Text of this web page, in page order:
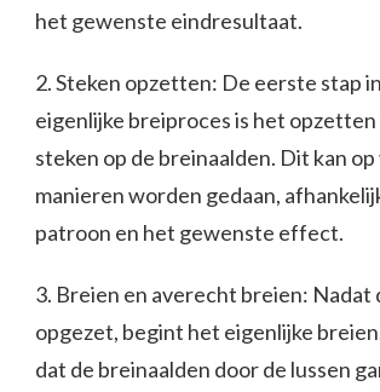
het gewenste eindresultaat.
2. Steken opzetten: De eerste stap
eigenlijke breiproces is het opzetten
steken op de breinaalden. Dit kan
manieren worden gedaan,
patroon en het gewenste effect.
3. Breien en averecht breien: Nadat
opgezet, begint het eigenlijke
dat de breinaalden door de lussen